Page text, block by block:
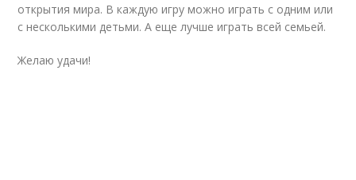
открытия мира. В каждую игру можно играть с одним или
с несколькими детьми. А еще лучше играть всей семьей.
Желаю удачи!